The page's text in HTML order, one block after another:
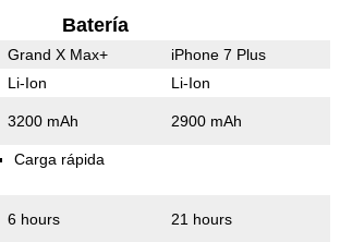
Batería
Grand X Max+ iPhone 7 Plus
Li-Ion Li-Ion
3200 mAh 2900 mAh
Carga rápida
6 hours 21 hours